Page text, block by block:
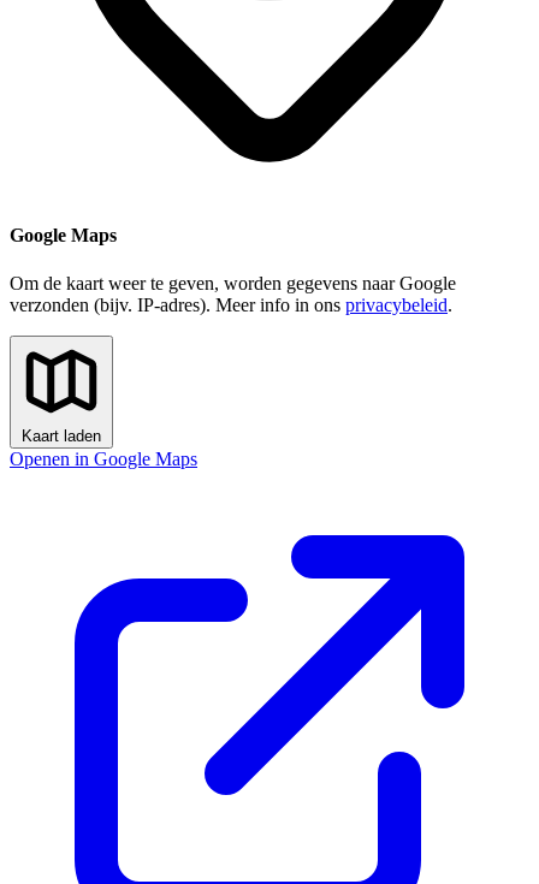
Google Maps
Om de kaart weer te geven, worden gegevens naar Google
verzonden (bijv. IP-adres). Meer info in ons privacybeleid.
Kaart laden
Openen in Google Maps